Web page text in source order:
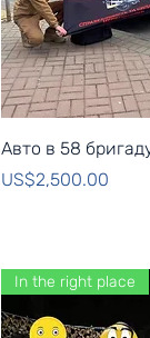
Quick
Авто в 58
Price
US$2,500.00
In the right place